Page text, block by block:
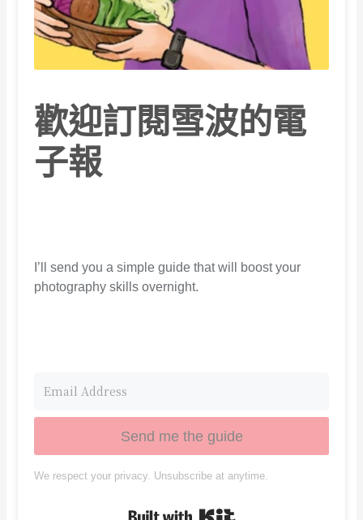
歡迎訂閱雪波的電
子報
I’ll send you a simple guide that will boost your
photography skills overnight.
Send me the guide
We respect your privacy. Unsubscribe at anytime.